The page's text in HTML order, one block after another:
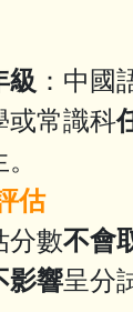
級 ：中國
或常識科
估
分數不會
影響呈分